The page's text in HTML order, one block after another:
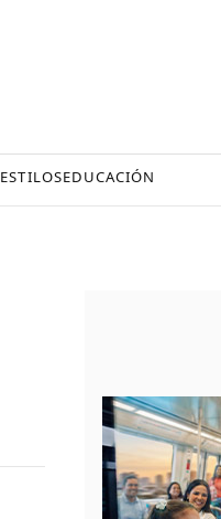
ESTILOSEDUCACIÓN